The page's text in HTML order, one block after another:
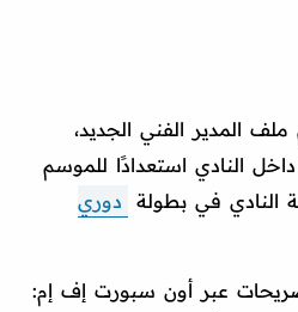
المدير الفني الجديد،
النادي استعدادًا للموسم
النادي في بطولة
دوري
عبر أون سبورت إف إم: